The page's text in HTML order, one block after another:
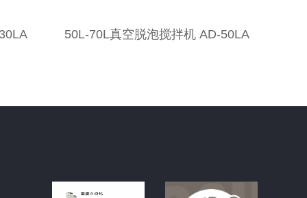
50L-70L真空脱泡搅拌机 AD-50LA